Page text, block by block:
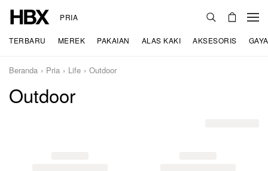
PRIA
TERBARU MEREK PAKAIAN ALAS KAKI AKSESORIS
Beranda Pria Life Outdoor
Outdoor